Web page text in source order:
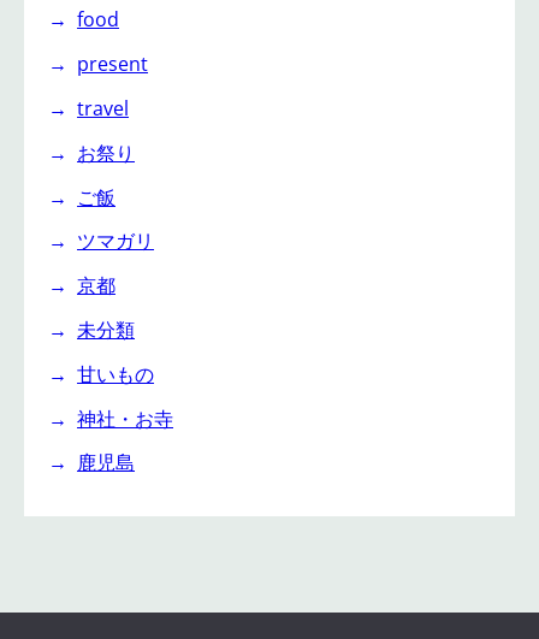
food
present
travel
お祭り
ご飯
ツマガリ
京都
未分類
甘いもの
神社・お寺
鹿児島